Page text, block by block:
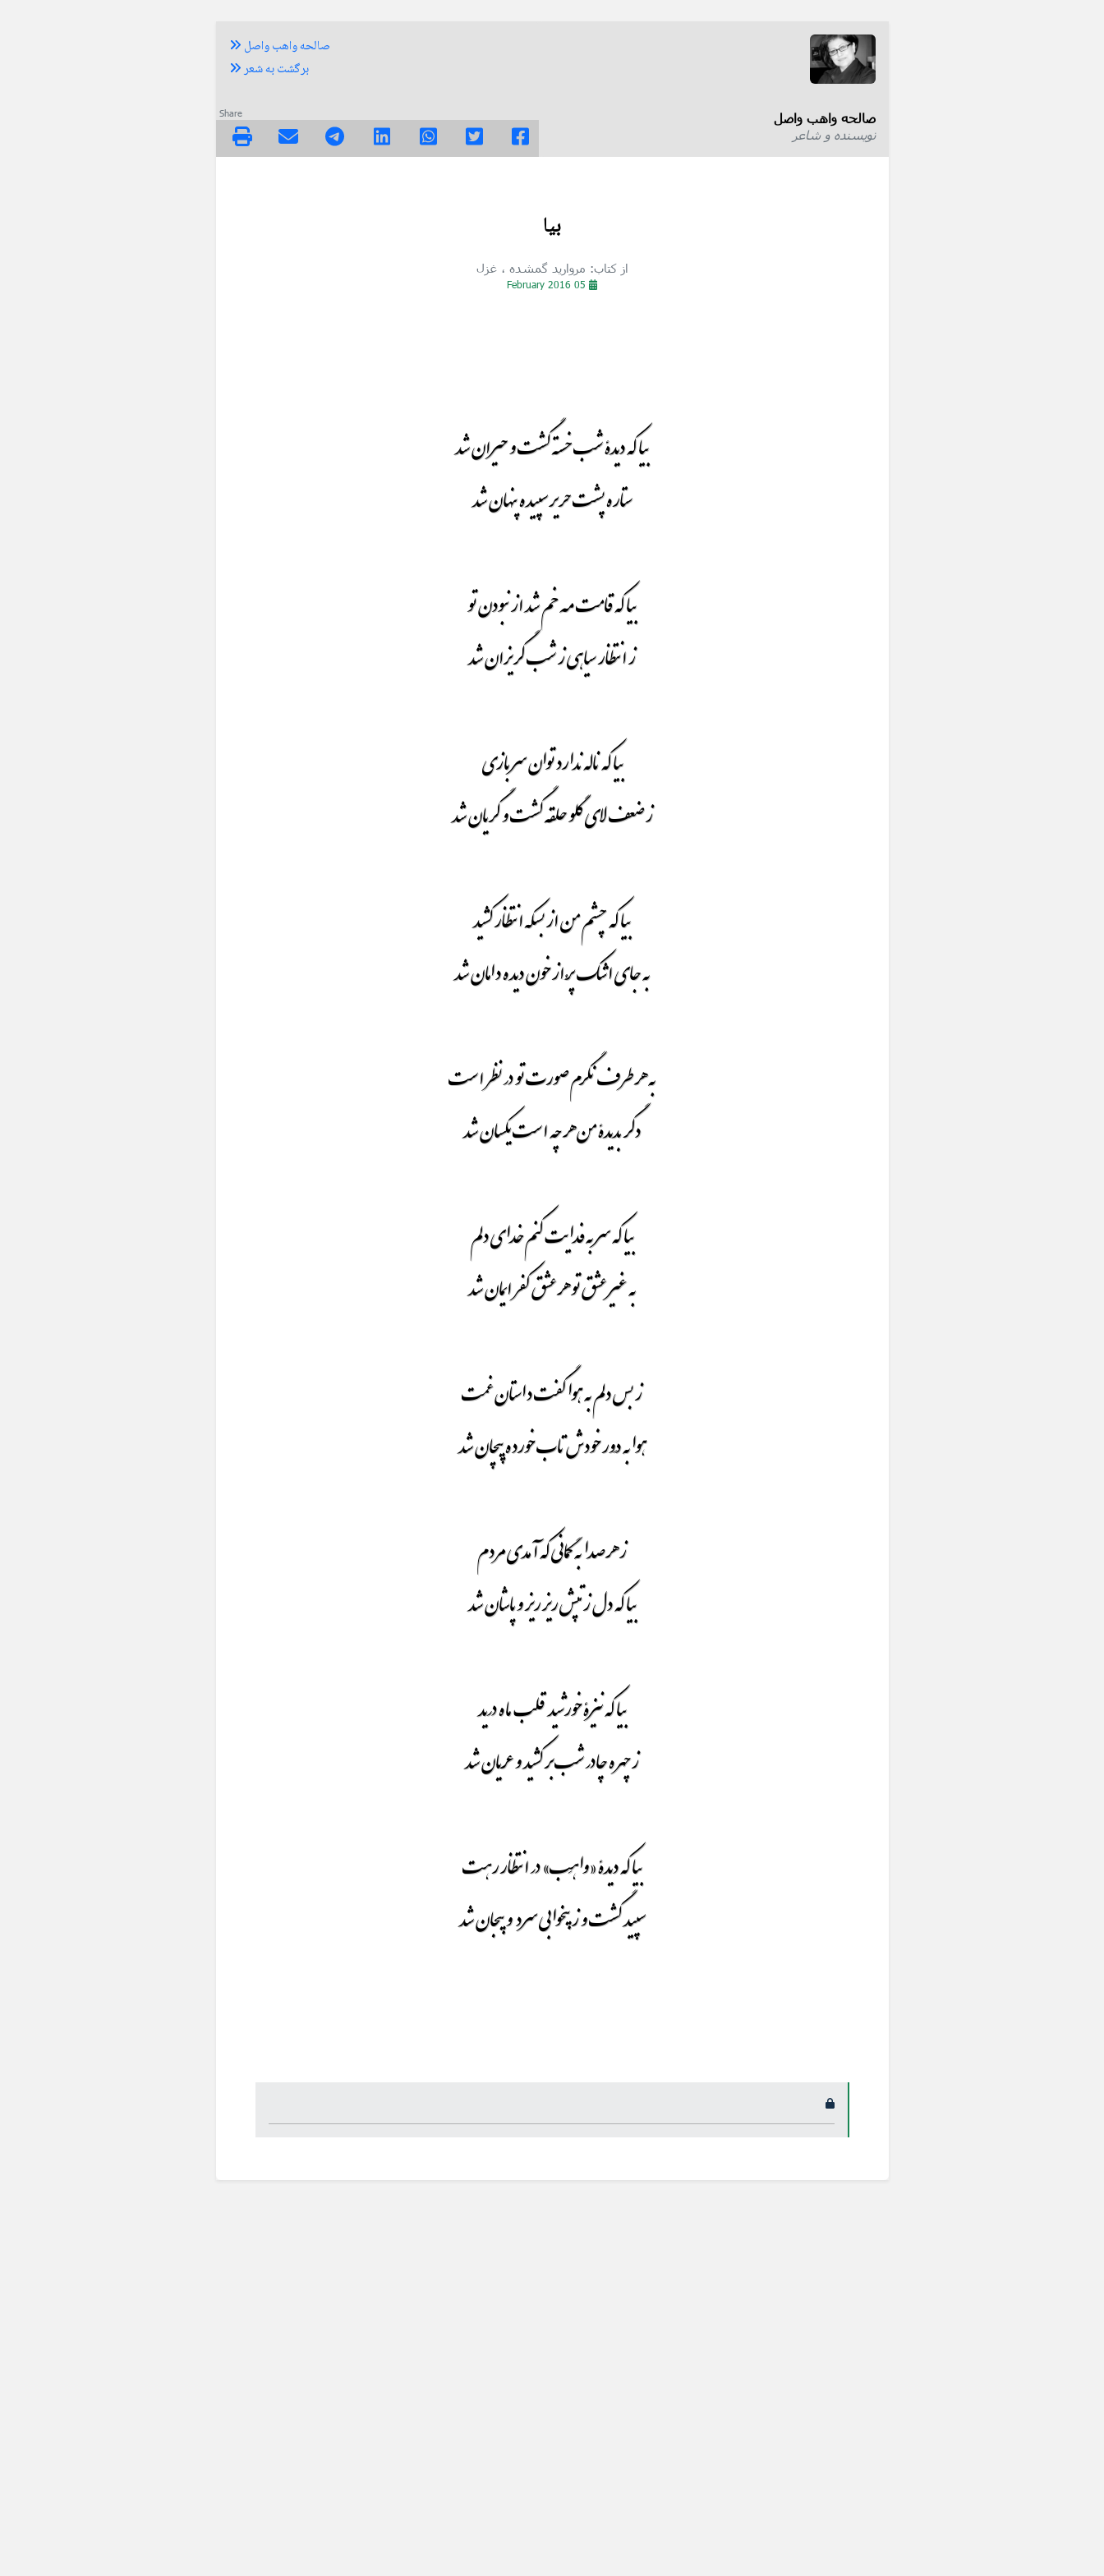
صالحه واهب واصل
نویسنده و شاعر
صالحه واهب واصل
برگشت به شعر
Share
بیا
از کتاب: مروارید گمشده ، غزل
بیا که دیدۀ شب خسته گشت و حیران شد
ستاره پشت حریر سپیده پنهان شد
بیا که قامت مه خم شد از نبودن تو
ز انتظار سیاهی ز شب گریزان شد
بیا که ناله ندارد توان سر بازی
ز ضعف لای گلو حلقه گشت و گریان شد
بیا که چشم من از بسکه انتظار کشید
به جای اشک پُر از خون دیده دامان شد
به هر طرف نگرم صورت تو در نظر است
دگر بدیدۀ من هر چه است یکسان شد
بیا که سر به فدایت کنم خدای دلم
به غیر عشق تو هر عشق کفر ایمان شد
ز بس دلم به هوا گفت داستان غمت
هوا به دَور خودش تاب خورده پیچان شد
ز هر صدا به گمانی که آمدی مردم
بیا که دل ز تپش ریز ریز و پاشان شد
بیا که نیزۀ خورشید قلب ماه درید
ز چهره چادر شب بر کشید و عریان شد
بیا که دیدۀ «واهِب» در انتظار رهت
سپید گشت و ز بیخوابی سرد و بیجان شد